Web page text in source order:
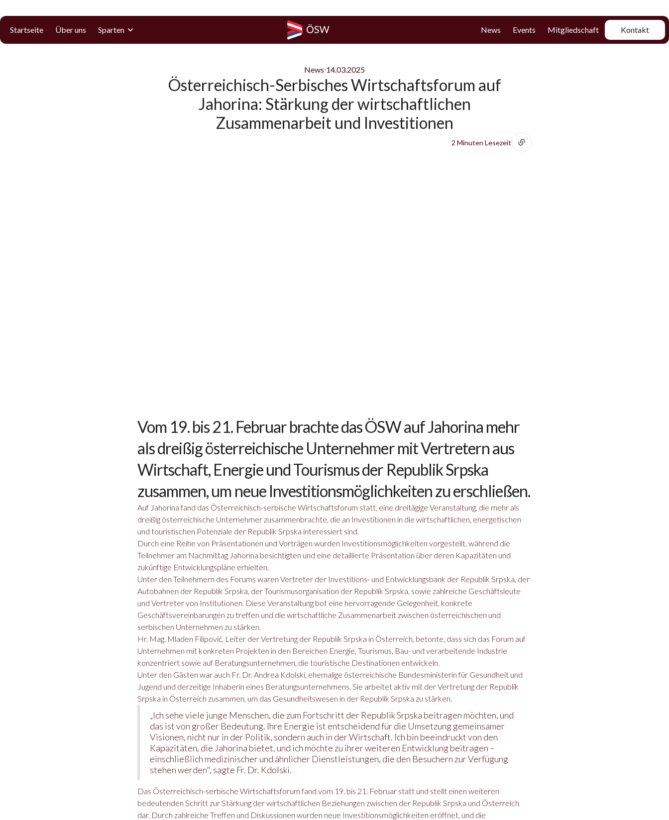
Startseite Über uns Sparten News Events Mitgliedschaft Kontakt
News 14.03.2025
Österreichisch-Serbisches Wirtschaftsforum auf
Jahorina: Stärkung der wirtschaftlichen
Zusammenarbeit und Investitionen
2 Minuten Lesezeit
Vom 19. bis 21. Februar brachte das ÖSW auf Jahorina mehr
als dreißig österreichische Unternehmer mit Vertretern aus
Wirtschaft, Energie und Tourismus der Republik Srpska
zusammen, um neue Investitionsmöglichkeiten zu erschließen.
Auf Jahorina fand das Österreichisch-serbische Wirtschaftsforum statt, eine dreitägige Veranstaltung, die mehr als
dreißig österreichische Unternehmer zusammenbrachte, die an Investitionen in die wirtschaftlichen, energetischen
und touristischen Potenziale der Republik Srpska interessiert sind.
Durch eine Reihe von Präsentationen und Vorträgen wurden Investitionsmöglichkeiten vorgestellt, während die
Teilnehmer am Nachmittag Jahorina besichtigten und eine detaillierte Präsentation über deren Kapazitäten und
zukünftige Entwicklungspläne erhielten.
Unter den Teilnehmern des Forums waren Vertreter der Investitions- und Entwicklungsbank der Republik Srpska, der
Autobahnen der Republik Srpska, der Tourismusorganisation der Republik Srpska, sowie zahlreiche Geschäftsleute
und Vertreter von Institutionen. Diese Veranstaltung bot eine hervorragende Gelegenheit, konkrete
Geschäftsvereinbarungen zu treffen und die wirtschaftliche Zusammenarbeit zwischen österreichischen und
serbischen Unternehmen zu stärken.
Hr. Mag. Mladen Filipović, Leiter der Vertretung der Republik Srpska in Österreich, betonte, dass sich das Forum auf
Unternehmen mit konkreten Projekten in den Bereichen Energie, Tourismus, Bau- und verarbeitende Industrie
konzentriert sowie auf Beratungsunternehmen, die touristische Destinationen entwickeln.
Unter den Gästen war auch Fr. Dr. Andrea Kdolski, ehemalige österreichische Bundesministerin für Gesundheit und
Jugend und derzeitige Inhaberin eines Beratungsunternehmens. Sie arbeitet aktiv mit der Vertretung der Republik
Srpska in Österreich zusammen, um das Gesundheitswesen in der Republik Srpska zu stärken.
„Ich sehe viele junge Menschen, die zum Fortschritt der Republik Srpska beitragen möchten, und
das ist von großer Bedeutung. Ihre Energie ist entscheidend für die Umsetzung gemeinsamer
Visionen, nicht nur in der Politik, sondern auch in der Wirtschaft. Ich bin beeindruckt von den
Kapazitäten, die Jahorina bietet, und ich möchte zu ihrer weiteren Entwicklung beitragen –
einschließlich medizinischer und ähnlicher Dienstleistungen, die den Besuchern zur Verfügung
stehen werden", sagte Fr. Dr. Kdolski.
Das Österreichisch-serbische Wirtschaftsforum fand vom 19. bis 21. Februar statt und stellt einen weiteren
bedeutenden Schritt zur Stärkung der wirtschaftlichen Beziehungen zwischen der Republik Srpska und Österreich
dar. Durch zahlreiche Treffen und Diskussionen wurden neue Investitionsmöglichkeiten eröffnet, und die